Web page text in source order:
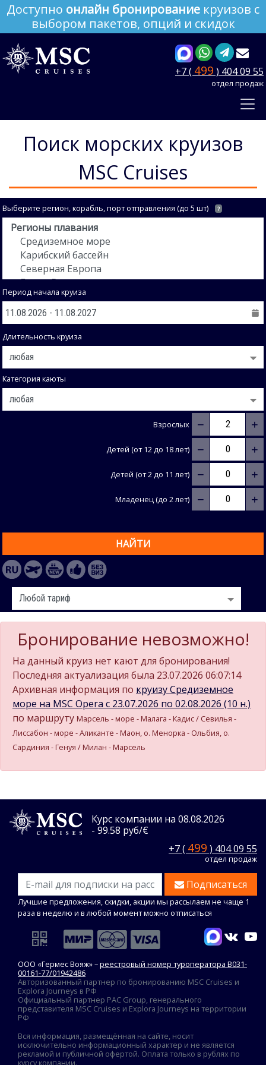
Доступно онлайн бронирование круизов с
выбором пакетов, опций и скидок
+7 ( 499 ) 404 09 55
отдел продаж
Поиск морских круизов
MSC Cruises
Выберите регион, корабль, порт отправления (до 5 шт) ?
Период начала круиза
Длительность круиза
Категория каюты
Взрослых − +
Детей (от 12 до 18 лет) − +
Детей (от 2 до 11 лет) − +
Младенец (до 2 лет) − +
НАЙТИ
Бронирование невозможно!
На данный круиз нет кают для бронирования!
Последняя актуализация была 23.07.2026 06:07:14
Архивная информация по круизу Средиземное
море на MSC Opera c 23.07.2026 по 02.08.2026 (10 н.)
по маршруту Марсель - море - Малага - Кадиc / Севилья -
Лиссабон - море - Аликанте - Маон, о. Менорка - Ольбия, о.
Сардиния - Генуя / Милан - Марсель
Курс компании на 08.08.2026
- 99.58 руб/€
+7 ( 499 ) 404 09 55
отдел продаж
Подписаться
Лучшие предложения, скидки, акции мы рассылаем не чаще 1
раза в неделю и в любой момент можно отписаться
ООО «Гермес Вояж» –реестровый номер туроператора В031-
00161-77/01942486
Авторизованный партнер по бронированию MSC Cruises и
Explora Journeys в РФ
Официальный партнер PAC Group, генерального
представителя MSC Cruises и Explora Journeys на территории
РФ
Вся информация, размещённая на сайте, носит
исключительно информационный характер и не является
рекламой и публичной офертой. Оплата только в рублях по
курсу компании.